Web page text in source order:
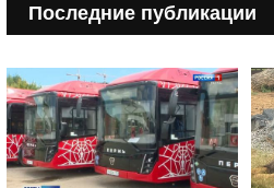
Последние публикации